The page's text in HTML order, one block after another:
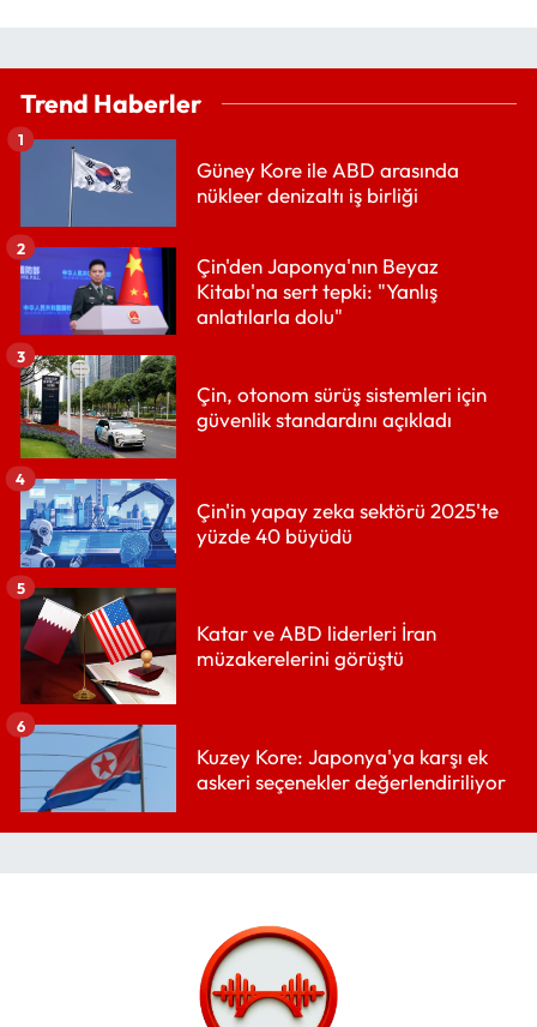
Trend Haberler
Güney Kore ile ABD arasında
nükleer denizaltı iş birliği
1
Çin'den Japonya'nın Beyaz
Kitabı'na sert tepki: "Yanlış
anlatılarla dolu"
2
Çin, otonom sürüş sistemleri için
güvenlik standardını açıkladı
3
Çin'in yapay zeka sektörü 2025'te
yüzde 40 büyüdü
4
Katar ve ABD liderleri İran
müzakerelerini görüştü
5
Kuzey Kore: Japonya'ya karşı ek
askeri seçenekler değerlendiriliyor
6